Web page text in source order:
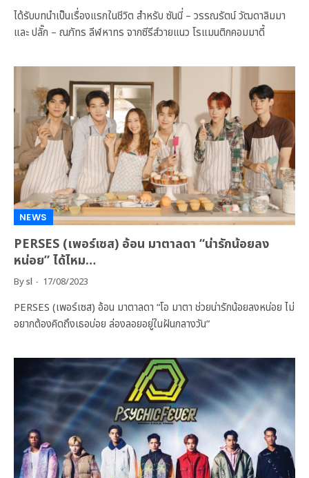
ได้รับบทนำเป็นเรื่องแรกในชีวิต สำหรับ ซันนี่ – วรรณรัตน์ วัฒดาลิมมา
และ ปลั๊ก – ณภัทร ลีฬหาทร จากซีรีส์วายแนว โรแมนติกคอมมาดี้
NEWS
PERSES (เพอร์เซส) อ้อน มาตาลดา “น่ารักน้อยลง
หน่อย” ได้ไหม…
Bysl 17/08/2023
PERSES (เพอร์เซส) อ้อน มาตาลดา “โอ มาตา ช่วยน่ารักน้อยลงหน่อย ไม่
อยากต้องคิดถึงเธอบ่อย ล่องลอยอยู่ในฝันกลางวัน”